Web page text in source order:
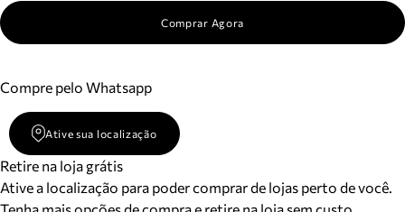
Comprar Agora
Compre pelo Whatsapp
Ative sua localização
Retire na loja grátis
Ative a localização para poder comprar de lojas perto de você.